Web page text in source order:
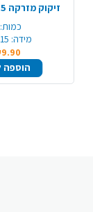
זיקוק מזרקה 15 ס"מ 2 יח'
כמות:
מידה: 15 ס"מ
הוספה